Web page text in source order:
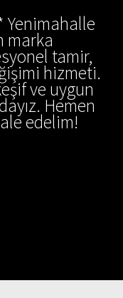
Yenimahalle
marka
tamir,
hizmeti.
ve uygun
Hemen
edelim!